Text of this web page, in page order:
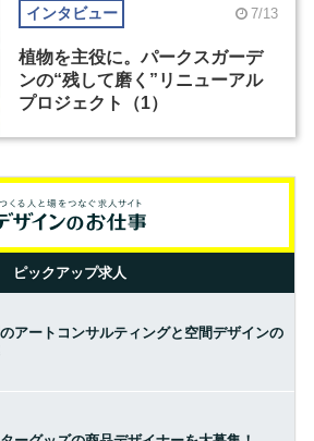
インタビュー 7/13
植物を主役に。パークスガーデ
ンの“残して磨く”リニューアル
プロジェクト（1）
ピックアップ求人
アートコンサルティングと空間デザインの